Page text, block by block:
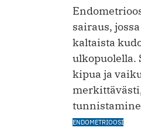
sairaus,
kaltaista
ulkopuolella.
kipua ja
ENDOMETRIOOSI